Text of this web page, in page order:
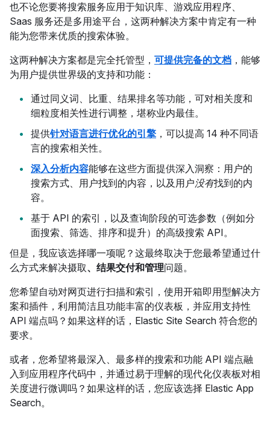
也不论您要将搜索服务应用于知识库、游戏应用程序、
Saas 服务还是多用途平台，这两种解决方案中肯定有一种
能为您带来优质的搜索体验。
这两种解决方案都是完全托管型， 可提供完备的文档 ，能够
为用户提供世界级的支持和功能：
通过同义词、比重、结果排名等功能，可对相关度和
细粒度相关性进行调整，堪称业内最佳。
提供针对语言进行优化的引擎 ，可以提高 14 种不同语
言的搜索相关性。
深入分析内容能够在这些方面提供深入洞察：用户的
搜索方式、用户找到的内容，以及用户没有找到的内
容。
基于 API 的索引，以及查询阶段的可选参数（例如分
面搜索、筛选、排序和提升）的高级搜索 API。
但是，我应该选择哪一项呢？这最终取决于您最希望通过什
么方式来解决摄取、结果交付和管理问题。
您希望自动对网页进行扫描和索引，使用开箱即用型解决方
案和插件，利用简洁且功能丰富的仪表板，并应用支持性
API 端点吗？如果这样的话，Elastic Site Search 符合您的
要求。
或者，您希望将最深入、最多样的搜索和功能 API 端点融
入到应用程序代码中，并通过易于理解的现代化仪表板对相
关度进行微调吗？如果这样的话，您应该选择 Elastic App
Search。